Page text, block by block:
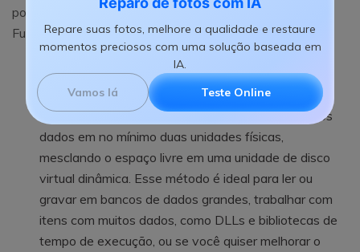
Repare suas fotos, melhore a qualidade e restaure
momentos preciosos com uma solução baseada em
IA.
Vamos lá
Teste Online
populares são o Windows Striped Volume e o macOS
Fusion Drive.
Windows Striped Volume: Tem a mesma
funcionalidade básica do RAID 0 e está disponível
apenas com servidores Windows. Ele armazena os
dados em no mínimo duas unidades físicas,
mesclando o espaço livre em uma unidade de disco
virtual dinâmica. Esse método é ideal para ler ou
gravar em bancos de dados grandes, trabalhar com
itens com muitos dados, como DLLs e bibliotecas de
tempo de execução, ou se você quiser melhorar o